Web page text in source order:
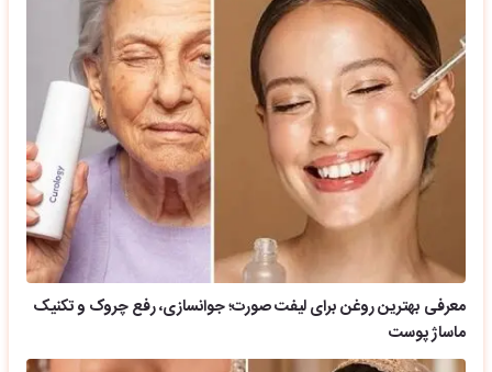
معرفی بهترین روغن برای لیفت صورت؛ جوانسازی، رفع چروک و تکنیک
ماساژ پوست